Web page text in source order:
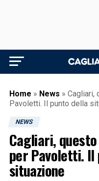
Home » News » Cagliari,
Pavoletti. Il punto della
NEWS
Cagliari,
per Pavoletti. Il
situazione